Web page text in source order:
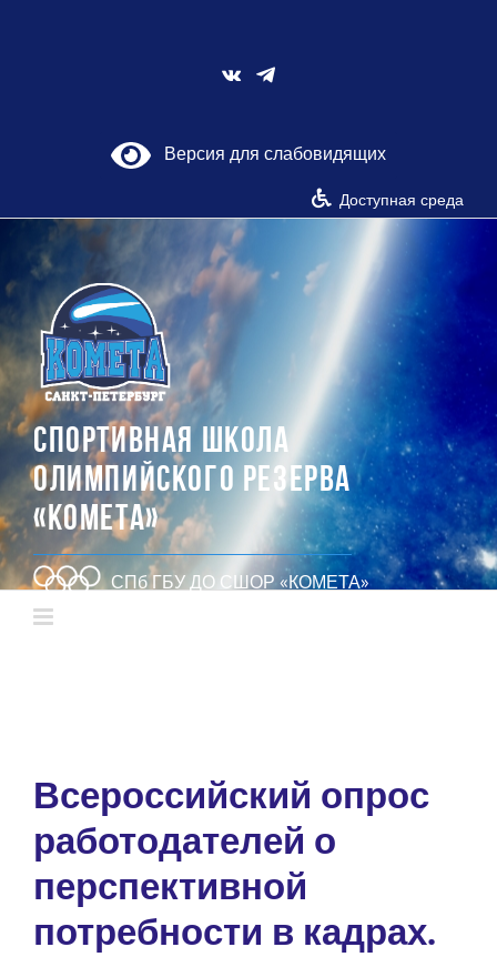
Vk
Версия для слабовидящих
Доступная среда
СПОРТИВНАЯ ШКОЛА
ОЛИМПИЙСКОГО РЕЗЕРВА
«КОМЕТА»
СПб ГБУ ДО СШОР «КОМЕТА»
Всероссийский опрос
работодателей о
перспективной
потребности в кадрах.